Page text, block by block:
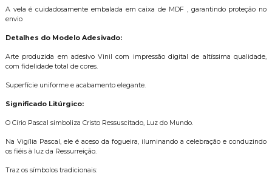
A vela é cuidadosamente embalada em caixa de MDF , garantindo proteção no
envio
Detalhes do Modelo Adesivado:
Arte produzida em adesivo Vinil com impressão digital de altíssima qualidade,
com fidelidade total de cores.
Superfície uniforme e acabamento elegante.
Significado Litúrgico:
O Círio Pascal simboliza Cristo Ressuscitado, Luz do Mundo.
Na Vigília Pascal, ele é aceso da fogueira, iluminando a celebração e conduzindo
os fiéis à luz da Ressurreição.
Traz os símbolos tradicionais: